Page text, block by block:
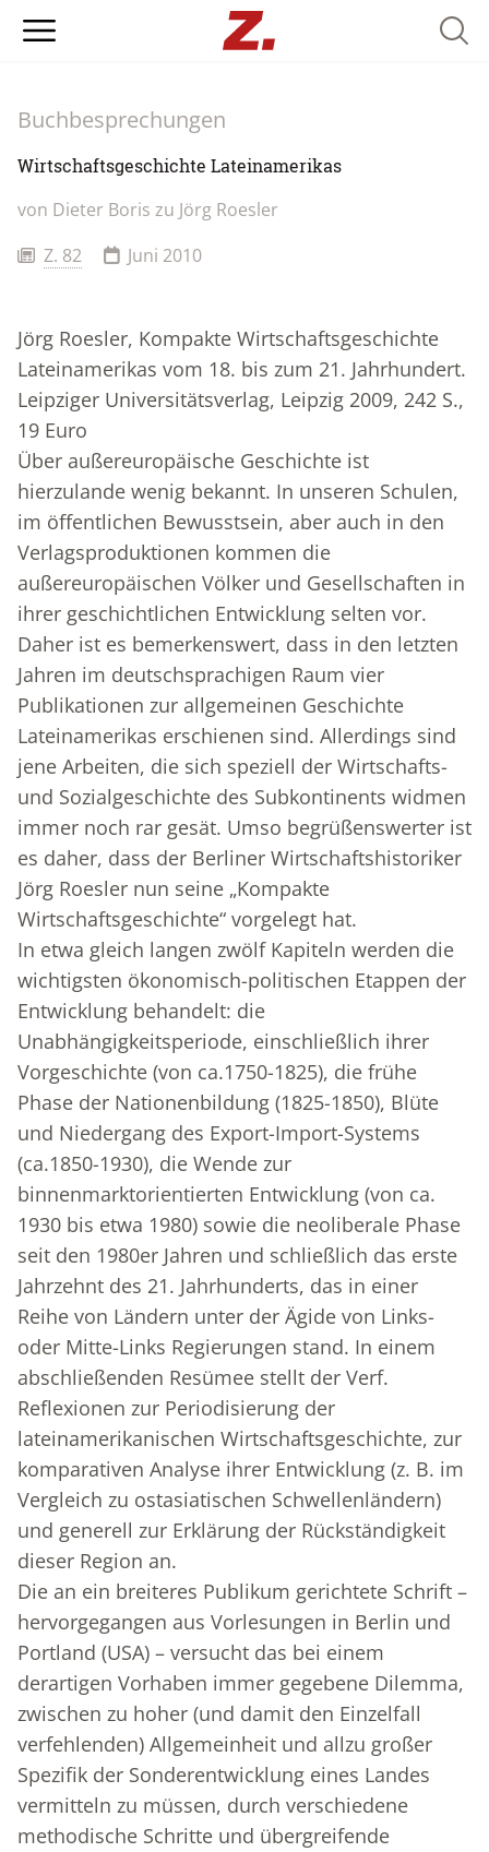
Buchbesprechungen
Wirtschaftsgeschichte Lateinamerikas
von Dieter Boris zu Jörg Roesler
Z. 82
Juni 2010
Jörg Roesler, Kompakte Wirtschaftsgeschichte
Lateinamerikas vom 18. bis zum 21. Jahrhundert.
Leipziger Universitätsverlag, Leipzig 2009, 242 S.,
19 Euro
Über außereuropäische Geschichte ist
hierzulande wenig bekannt. In unseren Schulen,
im öffentlichen Bewusstsein, aber auch in den
Verlagsproduktionen kommen die
außereuropäischen Völker und Gesellschaften in
ihrer geschichtlichen Entwicklung selten vor.
Daher ist es bemerkenswert, dass in den letzten
Jahren im deutschsprachigen Raum vier
Publikationen zur allgemeinen Geschichte
Lateinamerikas erschienen sind. Allerdings sind
jene Arbeiten, die sich speziell der Wirtschafts-
und Sozialgeschichte des Subkontinents widmen
immer noch rar gesät. Umso begrüßenswerter ist
es daher, dass der Berliner Wirtschaftshistoriker
Jörg Roesler nun seine „Kompakte
Wirtschaftsgeschichte“ vorgelegt hat.
In etwa gleich langen zwölf Kapiteln werden die
wichtigsten ökonomisch-politischen Etappen der
Entwicklung behandelt: die
Unabhängigkeitsperiode, einschließlich ihrer
Vorgeschichte (von ca.1750-1825), die frühe
Phase der Nationenbildung (1825-1850), Blüte
und Niedergang des Export-Import-Systems
(ca.1850-1930), die Wende zur
binnenmarktorientierten Entwicklung (von ca.
1930 bis etwa 1980) sowie die neoliberale Phase
seit den 1980er Jahren und schließlich das erste
Jahrzehnt des 21. Jahrhunderts, das in einer
Reihe von Ländern unter der Ägide von Links-
oder Mitte-Links Regierungen stand. In einem
abschließenden Resümee stellt der Verf.
Reflexionen zur Periodisierung der
lateinamerikanischen Wirtschaftsgeschichte, zur
komparativen Analyse ihrer Entwicklung (z. B. im
Vergleich zu ostasiatischen Schwellenländern)
und generell zur Erklärung der Rückständigkeit
dieser Region an.
Die an ein breiteres Publikum gerichtete Schrift –
hervorgegangen aus Vorlesungen in Berlin und
Portland (USA) – versucht das bei einem
derartigen Vorhaben immer gegebene Dilemma,
zwischen zu hoher (und damit den Einzelfall
verfehlenden) Allgemeinheit und allzu großer
Spezifik der Sonderentwicklung eines Landes
vermitteln zu müssen, durch verschiedene
methodische Schritte und übergreifende